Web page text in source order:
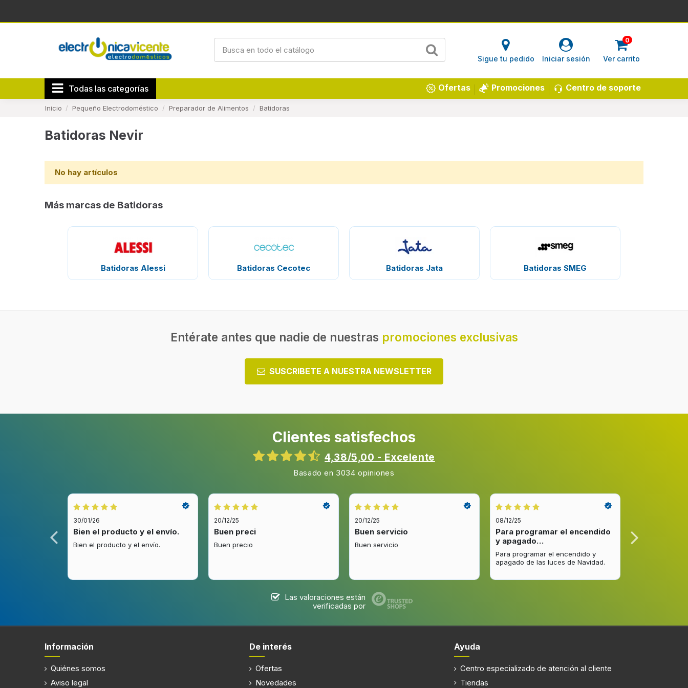
Sigue tu pedido Iniciar sesión
0
Ver carrito
Todas las categorías Centro de soporte
Promociones
Ofertas
Inicio Pequeño Electrodoméstico Preparador de Alimentos Batidoras
Batidoras Nevir
No hay artículos
Más marcas de Batidoras
Batidoras Alessi Batidoras Cecotec Batidoras Jata Batidoras SMEG
Entérate antes que nadie de nuestras promociones exclusivas
SUSCRIBETE A NUESTRA NEWSLETTER
Clientes satisfechos
4,38/5,00 - Excelente
Basado en 3034 opiniones
30/01/26
Bien el producto y el envío.
Bien el producto y el envío.
20/12/25
Buen preci
Buen precio
20/12/25
Buen servicio
Buen servicio
08/12/25
Para programar el encendido
y apagado…
Para programar el encendido y
apagado de las luces de Navidad.
venta y…
Las valoraciones están
verificadas por
Información
Quiénes somos
Aviso legal
De interés
Ofertas
Novedades
Ayuda
Centro especializado de atención al cliente
Tiendas